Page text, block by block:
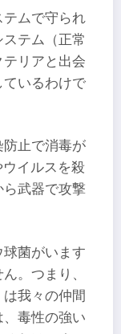
ムで守られ
テム（正常
リアと出会
いるわけで
止で消毒が
ウイルスを殺
武器で攻撃
菌がいます
。つまり、
我々の仲間
毒性の強い